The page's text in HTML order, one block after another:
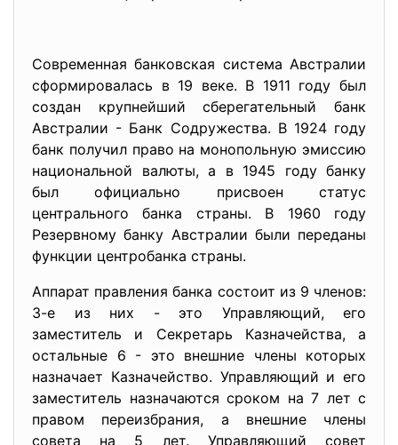
Современная банковская система Австралии
сформировалась в 19 веке. В 1911 году был
создан крупнейший сберегательный банк
Австралии - Банк Содружества. В 1924 году
банк получил право на монопольную эмиссию
национальной валюты, а в 1945 году банку
был официально присвоен статус
центрального банка страны. В 1960 году
Резервному банку Австралии были переданы
функции центробанка страны.
Аппарат правления банка состоит из 9 членов:
3-е из них - это Управляющий, его
заместитель и Секретарь Казначейства, а
остальные 6 - это внешние члены которых
назначает Казначейство. Управляющий и его
заместитель назначаются сроком на 7 лет с
правом переизбрания, а внешние члены
совета на 5 лет. Управляющий совет